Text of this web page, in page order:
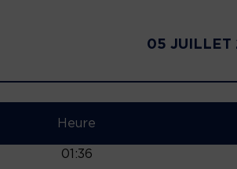
05 JUILLET
Heure
01:36